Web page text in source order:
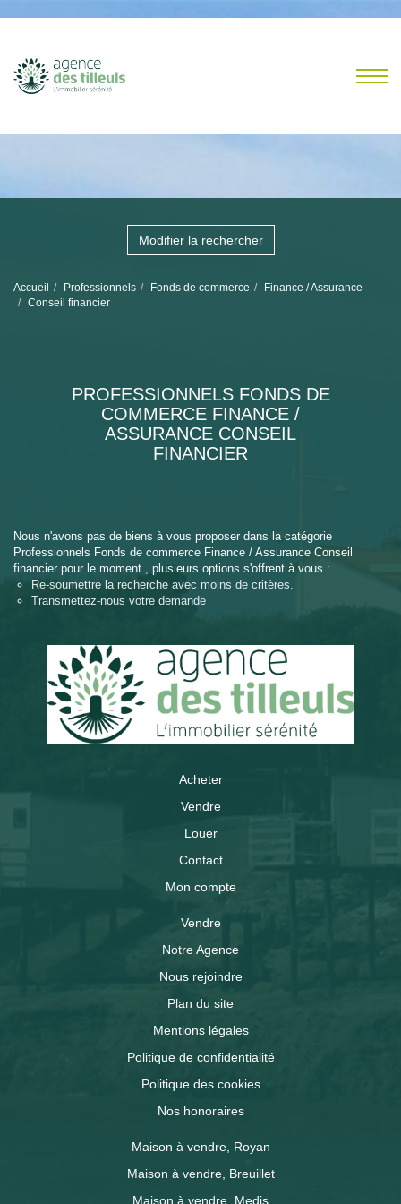
Modifier la rechercher
Accueil Professionnels Fonds de commerce
Finance / Assurance
Conseil financier
PROFESSIONNELS FONDS DE
COMMERCE FINANCE /
ASSURANCE CONSEIL
FINANCIER
Nous n'avons pas de biens à vous proposer dans la catégorie
Professionnels Fonds de commerce Finance / Assurance Conseil
financier pour le moment , plusieurs options s'offrent à vous :
Re-soumettre la recherche avec moins de critères.
Transmettez-nous votre demande
Acheter
Vendre
Louer
Contact
Mon compte
Vendre
Notre Agence
Nous rejoindre
Plan du site
Mentions légales
Politique de confidentialité
Politique des cookies
Nos honoraires
Maison à vendre, Royan
Maison à vendre, Breuillet
Maison à vendre, Medis